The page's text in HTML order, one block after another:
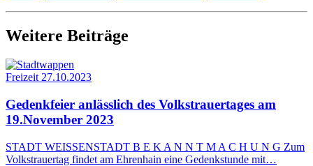
Weitere Beiträge
Freizeit 27.10.2023
Gedenk­fei­er anläss­lich des Volks­trau­er­ta­ges am
19.November 2023
STADT WEISSENSTADT B E K A N N T M A C H U N G Zum
Volkstrauertag findet am Ehrenhain eine Gedenkstunde mit…